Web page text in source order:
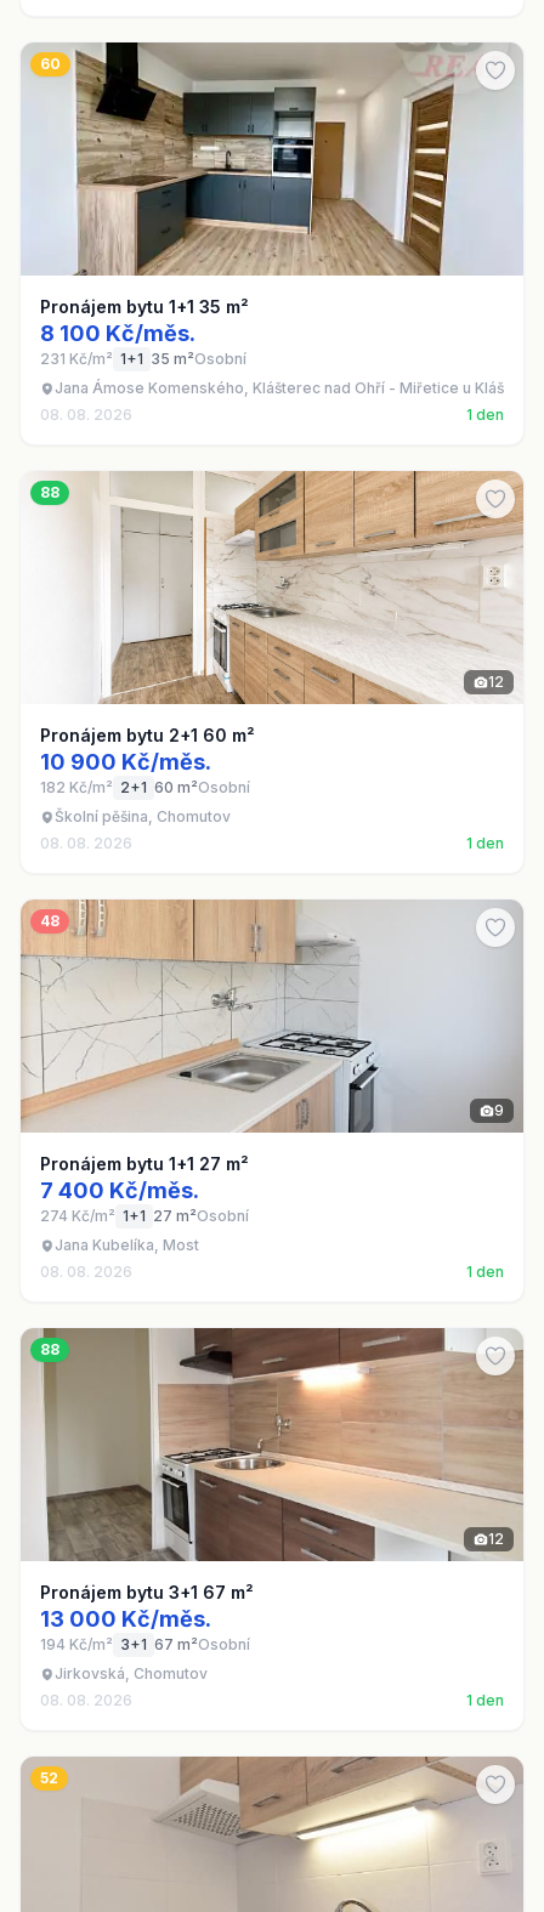
60
Pronájem bytu 1+1 35 m²
8 100 Kč/měs.
231 Kč/m² 1+1 35 m²Osobní
Jana Ámose Komenského, Klášterec nad Ohří - Miřetice u
08. 08. 2026
1 den
88
12
Pronájem bytu 2+1 60 m²
10 900 Kč/měs.
182 Kč/m² 2+1 60 m²Osobní
Školní pěšina, Chomutov
08. 08. 2026
1 den
48
9
Pronájem bytu 1+1 27 m²
7 400 Kč/měs.
274 Kč/m² 1+1 27 m²Osobní
Jana Kubelíka, Most
08. 08. 2026
1 den
88
12
Pronájem bytu 3+1 67 m²
13 000 Kč/měs.
194 Kč/m² 3+1 67 m²Osobní
Jirkovská, Chomutov
08. 08. 2026
1 den
52